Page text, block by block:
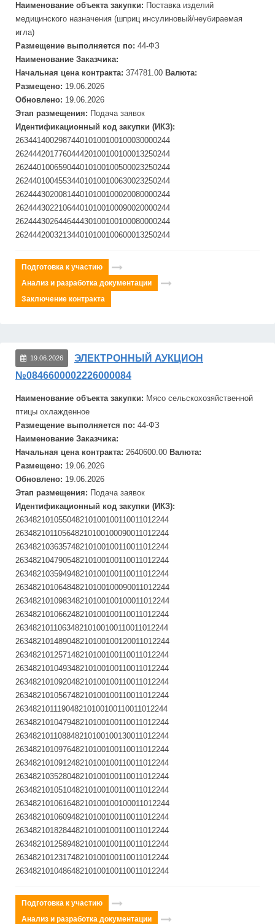
Наименование объекта закупки: Поставка изделий
медицинского назначения (шприц инсулиновый/неубираемая
игла)
Размещение выполняется по: 44-ФЗ
Наименование Заказчика:
Начальная цена контракта: 374781.00 Валюта:
Размещено: 19.06.2026
Обновлено: 19.06.2026
Этап размещения: Подача заявок
Идентификационный код закупки (ИКЗ):
263441400298744010100100100030000244
262444201776044420100100100013250244
262440100659044010100100500023250244
262440100455344010100100630023250244
262444302008144010100100020080000244
262444302210644010100100090020000244
262444302644644430100100100080000244
262444200321344010100100600013250244
Подготовка к участию
Анализ и разработка документации
Заключение контракта
19.06.2026
ЭЛЕКТРОННЫЙ АУКЦИОН
№0846600002226000084
Наименование объекта закупки: Мясо сельскохозяйственной
птицы охлажденное
Размещение выполняется по: 44-ФЗ
Наименование Заказчика:
Начальная цена контракта: 2640600.00 Валюта:
Размещено: 19.06.2026
Обновлено: 19.06.2026
Этап размещения: Подача заявок
Идентификационный код закупки (ИКЗ):
263482101055048210100100110011012244
263482101105648210100100090011012244
263482103635748210100100110011012244
263482104790548210100100110011012244
263482103594948210100100110011012244
263482101064848210100100090011012244
263482101098348210100100100011012244
263482101066248210100100110011012244
263482101106348210100100110011012244
263482101489048210100100120011012244
263482101257148210100100110011012244
263482101049348210100100110011012244
263482101092048210100100110011012244
263482101056748210100100110011012244
263482101119048210100100110011012244
263482101047948210100100110011012244
263482101108848210100100130011012244
263482101097648210100100110011012244
263482101091248210100100110011012244
263482103528048210100100110011012244
263482101051048210100100110011012244
263482101061648210100100100011012244
263482101060948210100100110011012244
263482101828448210100100110011012244
263482101258948210100100110011012244
263482101231748210100100110011012244
263482101048648210100100110011012244
Подготовка к участию
Анализ и разработка документации